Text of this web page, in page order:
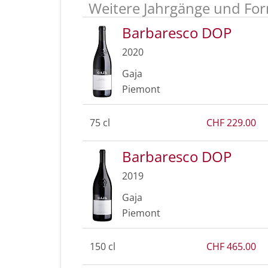
Weitere Jahrgänge und
Barbaresco DOP
2020
Gaja
Piemont
75 cl CHF 229.00
Barbaresco DOP
2019
Gaja
Piemont
150 cl CHF 465.00